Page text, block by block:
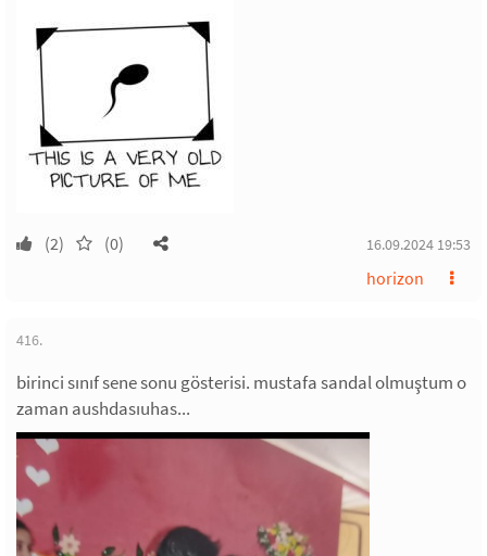
(2) (0) 16.09.2024 19:53
horizon
416.
birinci sınıf sene sonu gösterisi. mustafa sandal olmuştum o
zaman aushdasıuhas...